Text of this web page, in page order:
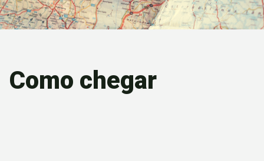
Como chegar